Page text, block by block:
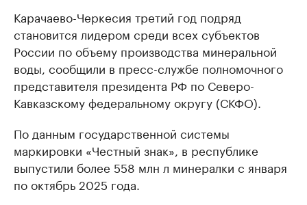
Карачаево-Черкесия третий год подряд
становится лидером среди всех субъектов
России по объему производства минеральной
воды, сообщили в пресс-службе полномочного
представителя президента РФ по Северо-
Кавказскому федеральному округу (СКФО).
По данным государственной системы
маркировки «Честный знак», в республике
выпустили более 558 млн л минералки с января
по октябрь 2025 года.